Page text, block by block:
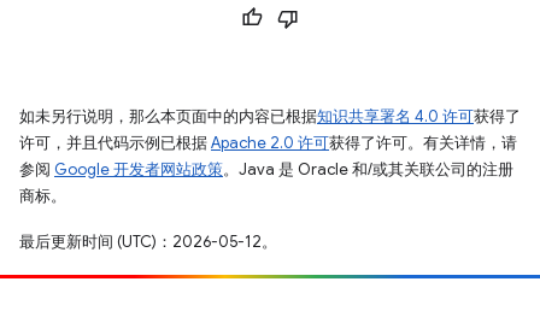
如未另行说明，那么本页面中的内容已根据知识共享署名 4.0 许可获得了
许可，并且代码示例已根据Apache 2.0 许可获得了许可。有关详情，请
参阅 Google 开发者网站政策。Java 是 Oracle 和/或其关联公司的注册
商标。
最后更新时间 (UTC)：2026-05-12。